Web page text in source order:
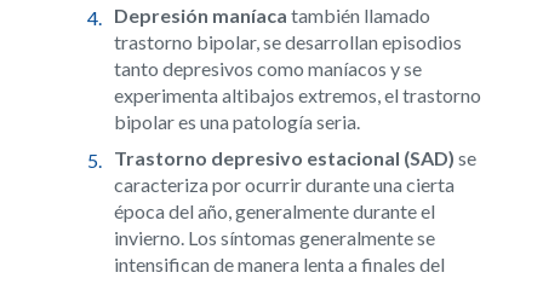
Depresión maníaca también llamado
trastorno bipolar, se desarrollan episodios
tanto depresivos como maníacos y se
experimenta altibajos extremos, el trastorno
bipolar es una patología seria.
Trastorno depresivo estacional (SAD) se
caracteriza por ocurrir durante una cierta
época del año, generalmente durante el
invierno. Los síntomas generalmente se
intensifican de manera lenta a finales del